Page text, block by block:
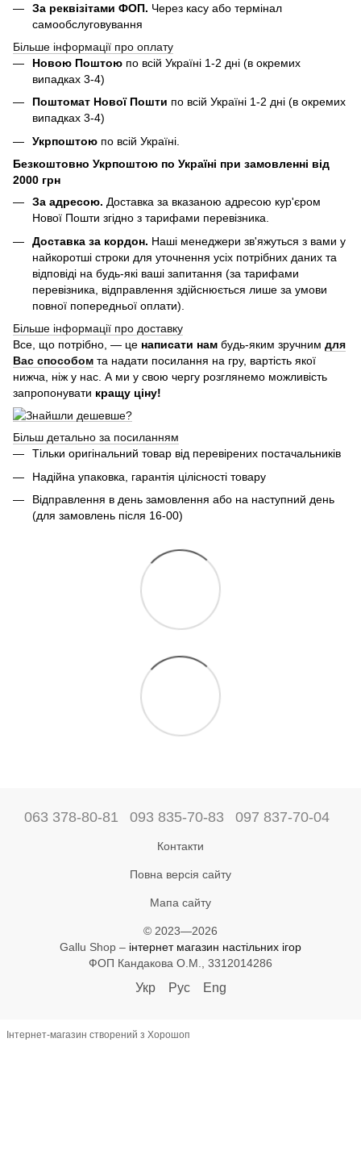
За реквізітами ФОП. Через касу або термінал
самообслуговування
Більше інформації про оплату
Новою Поштою по всій Україні 1-2 дні (в окремих
випадках 3-4)
Поштомат Нової Пошти по всій Україні 1-2 дні (в окремих
випадках 3-4)
Укрпоштою по всій Україні.
Безкоштовно Укрпоштою по Україні при замовленні від
2000 грн
За адресою. Доставка за вказаною адресою кур'єром
Нової Пошти згідно з тарифами перевізника.
Доставка за кордон. Наші менеджери зв'яжуться з вами у
найкоротші строки для уточнення усіх потрібних даних та
відповіді на будь-які ваші запитання (за тарифами
перевізника, відправлення здійснюється лише за умови
повної попередньої оплати).
Більше інформації про доставку
Все, що потрібно, — це написати нам будь-яким зручним для
Вас способом та надати посилання на гру, вартість якої
нижча, ніж у нас. А ми у свою чергу розглянемо можливість
запропонувати кращу ціну!
Більш детально за посиланням
Тільки оригінальний товар від перевірених постачальників
Надійна упаковка, гарантія цілісності товару
Відправлення в день замовлення або на наступний день
(для замовлень після 16-00)
063 378-80-81 093 835-70-83 097 837-70-04
Контакти
Повна версія сайту
Мапа сайту
© 2023—2026
Gallu Shop – інтернет магазин настільних ігор
ФОП Кандакова О.М., 3312014286
Укр Рус Eng
Інтернет-магазин створений з Хорошоп